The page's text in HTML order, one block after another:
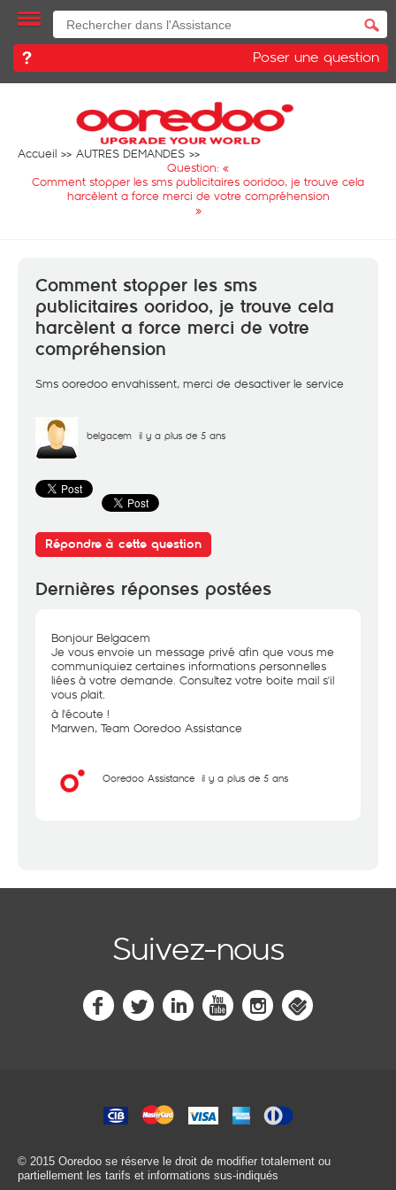
Poser une question
Accueil
AUTRES DEMANDES
Question: «
Comment stopper les sms publicitaires ooridoo, je trouve cela
harcèlent a force merci de votre compréhension
»
Comment stopper les sms
publicitaires ooridoo, je trouve cela
harcèlent a force merci de votre
compréhension
Sms ooredoo envahissent, merci de desactiver le service
belgacem il y a plus de 5 ans
Répondre à cette question
Dernières réponses postées
Bonjour Belgacem
Je vous envoie un message privé afin que vous me
communiquiez certaines informations personnelles
liées à votre demande. Consultez votre boite mail s'il
vous plait.
à l'écoute !
Marwen, Team Ooredoo Assistance
Ooredoo Assistance il y a plus de 5 ans
Suivez-nous
© 2015 Ooredoo se réserve le droit de modifier totalement ou
partiellement les tarifs et informations sus-indiqués